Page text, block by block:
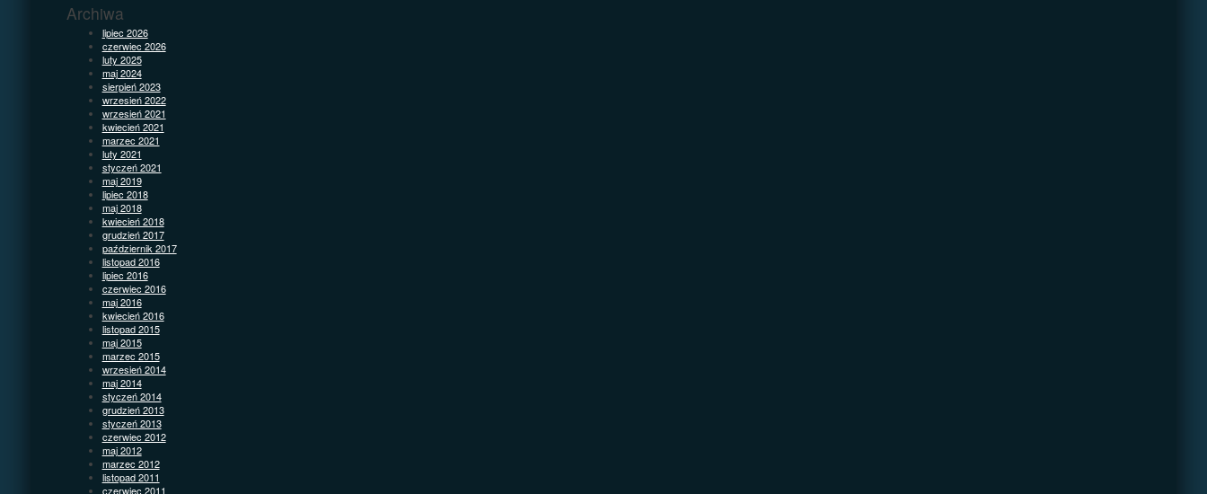
Archiwa
lipiec 2026
czerwiec 2026
luty 2025
maj 2024
sierpień 2023
wrzesień 2022
wrzesień 2021
kwiecień 2021
marzec 2021
luty 2021
styczeń 2021
maj 2019
lipiec 2018
maj 2018
kwiecień 2018
grudzień 2017
październik 2017
listopad 2016
lipiec 2016
czerwiec 2016
maj 2016
kwiecień 2016
listopad 2015
maj 2015
marzec 2015
wrzesień 2014
maj 2014
styczeń 2014
grudzień 2013
styczeń 2013
czerwiec 2012
maj 2012
marzec 2012
listopad 2011
czerwiec 2011